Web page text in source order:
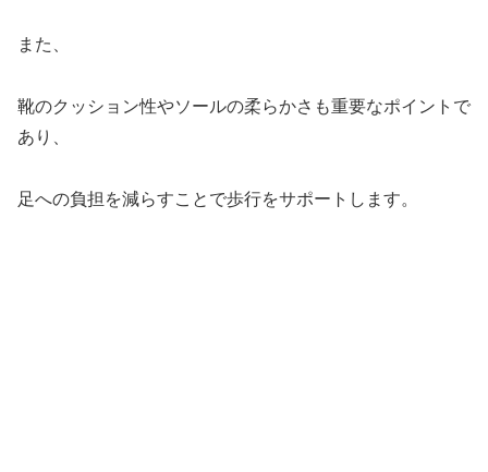
また、
靴のクッション性やソールの柔らかさも重要なポイントで
あり、
足への負担を減らすことで歩行をサポートします。